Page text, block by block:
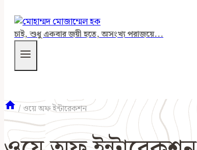
চাই, শুধু একবার জয়ী হতে, অসংখ্য পরাজয়ে...
/ওয়ে অফ ইন্টারেকশন